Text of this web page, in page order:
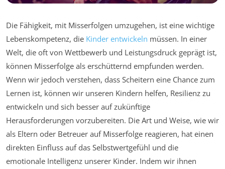
Die Fähigkeit, mit Misserfolgen umzugehen, ist eine wichtige
Lebenskompetenz, die Kinder entwickeln müssen. In einer
Welt, die oft von Wettbewerb und Leistungsdruck geprägt ist,
können Misserfolge als erschütternd empfunden werden.
Wenn wir jedoch verstehen, dass Scheitern eine Chance zum
Lernen ist, können wir unseren Kindern helfen, Resilienz zu
entwickeln und sich besser auf zukünftige
Herausforderungen vorzubereiten. Die Art und Weise, wie wir
als Eltern oder Betreuer auf Misserfolge reagieren, hat einen
direkten Einfluss auf das Selbstwertgefühl und die
emotionale Intelligenz unserer Kinder. Indem wir ihnen